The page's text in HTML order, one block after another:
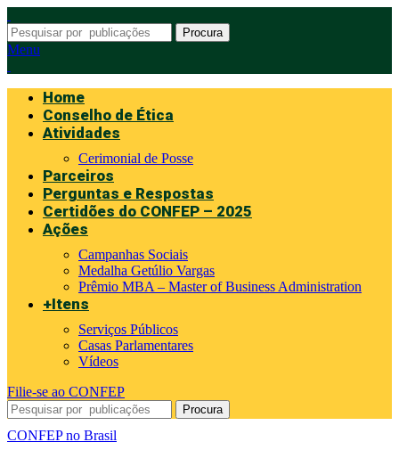
Procura
Menu
Home
Conselho de Ética
Atividades
Cerimonial de Posse
Parceiros
Perguntas e Respostas
Certidões do CONFEP – 2025
Ações
Campanhas Sociais
Medalha Getúlio Vargas
Prêmio MBA – Master of Business Administration
+Itens
Serviços Públicos
Casas Parlamentares
Vídeos
Filie-se ao CONFEP
Procura
CONFEP no Brasil